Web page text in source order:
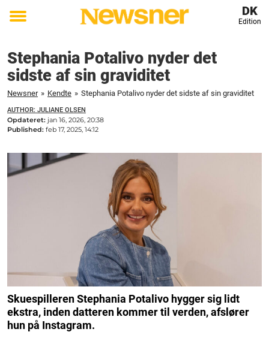
Toggle
DK
Edition
Stephania Potalivo nyder det
sidste af sin graviditet
Newsner » Kendte » Stephania Potalivo nyder det sidste af sin graviditet
AUTHOR: JULIANE OLSEN
Opdateret: jan 16, 2026, 20:38
Published: feb 17, 2025, 14:12
Skuespilleren Stephania Potalivo hygger sig lidt
ekstra, inden datteren kommer til verden, afslører
hun på Instagram.